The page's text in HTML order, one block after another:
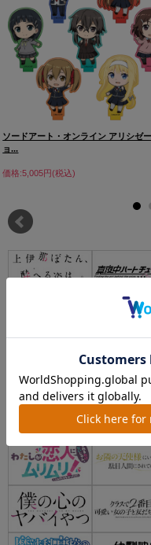
ソードアート・オンライン アリシゼ
ョ...
価格:5,005円(税込)